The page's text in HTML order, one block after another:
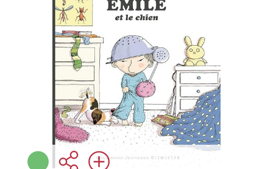
giboulées ( Paris - 2026 )
Plus d'infos